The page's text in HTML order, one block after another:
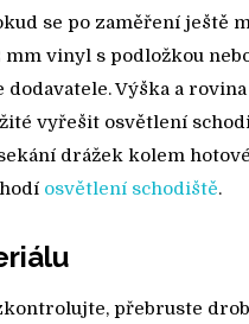
se po zaměření ještě
vinyl s podložkou
Výška a
vyřešit osvětlení
drážek kolem
osvětlení schodiště.
přebruste